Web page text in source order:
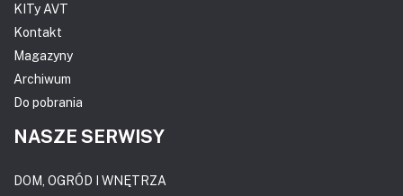
KITy AVT
Kontakt
Magazyny
Archiwum
Do pobrania
NASZE SERWISY
DOM, OGRÓD I WNĘTRZA